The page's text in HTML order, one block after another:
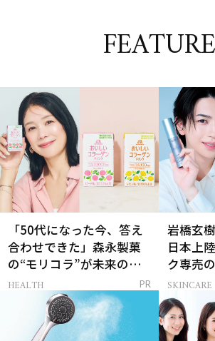
FEATURE
「50代になった今、答え
合わせできた」森永製菓
の“モリコラ”が未来のキ
レイを連れてくる！
HEALTH PR
岩橋玄
日本上
ク専売
ンケア」
SKINCARE